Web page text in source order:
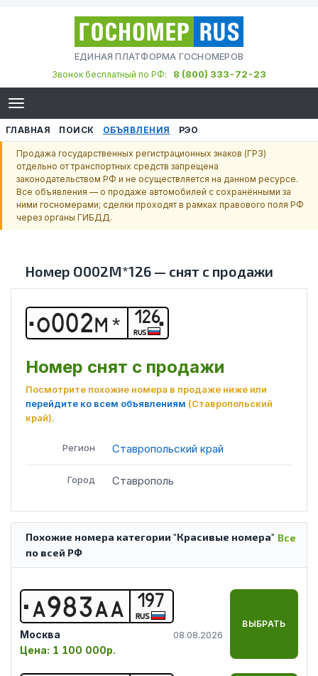
ЕДИНАЯ ПЛАТФОРМА ГОСНОМЕРОВ
Звонок бесплатный по РФ:
8 (800) 333-72-23
ГЛАВНАЯ ПОИСК ОБЪЯВЛЕНИЯ РЭО
Продажа государственных регистрационных знаков (ГРЗ)
отдельно от транспортных средств запрещена
законодательством РФ и не осуществляется на данном ресурсе.
Все объявления — о продаже автомобилей с сохранёнными за
ними госномерами; сделки проходят в рамках правового поля РФ
через органы ГИБДД.
Номер О002М*126 — снят с продажи
О002М * 126
RUS
Номер снят с продажи
Посмотрите похожие номера в продаже ниже или
перейдите ко всем объявлениям (Ставропольский
край).
Регион Ставропольский край
Город Ставрополь
Все
Похожие номера категории "Красивые номера"
по всей РФ
А983А А 197
RUS
Москва 08.08.2026
Цена: 1 100 000р.
ВЫБРАТЬ